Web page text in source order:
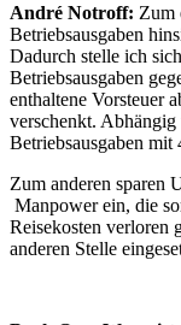
André Notroff: Zum
Betriebsausgaben
Dadurch stelle ich
Betriebsausgaben
enthaltene Vorsteuer
verschenkt.
Betriebsausgaben mit
Zum anderen sparen
Manpower ein, die
Reisekosten verloren
anderen Stelle